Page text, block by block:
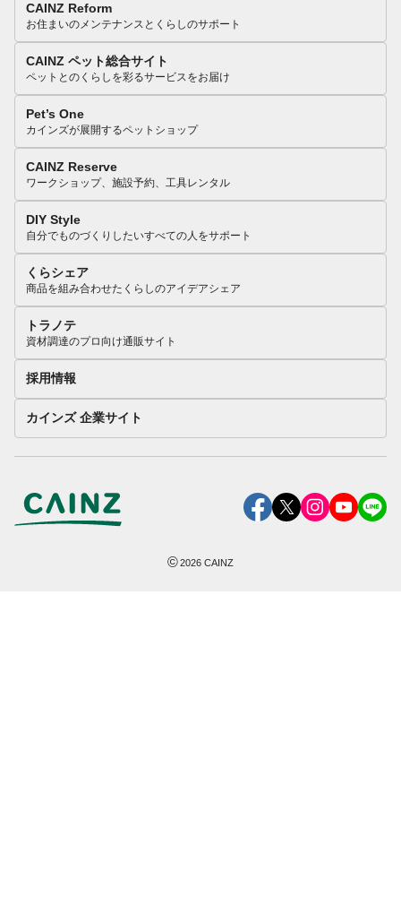
CAINZ Reform
お住まいのメンテナンスとくらしのサポート
CAINZ ペット総合サイト
ペットとのくらしを彩るサービスをお届け
Pet’s One
カインズが展開するペットショップ
CAINZ Reserve
ワークショップ、施設予約、工具レンタル
DIY Style
自分でものづくりしたいすべての人をサポート
くらシェア
商品を組み合わせたくらしのアイデアシェア
トラノテ
資材調達のプロ向け通販サイト
採用情報
カインズ 企業サイト
©2026 CAINZ